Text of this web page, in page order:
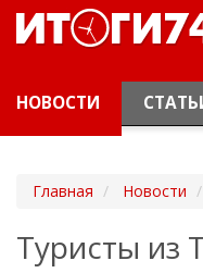
НОВОСТИ
Главная Новости
Туристы из